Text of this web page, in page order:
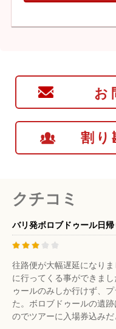
お
割り
クチコミ
バリ発ボロブドゥール日帰
往路便が大幅遅延になり
に行ってくる事ができま
ゥールのみしか行けず、
た。ボロブドゥールの遺
のでツアーに入場券込みだ